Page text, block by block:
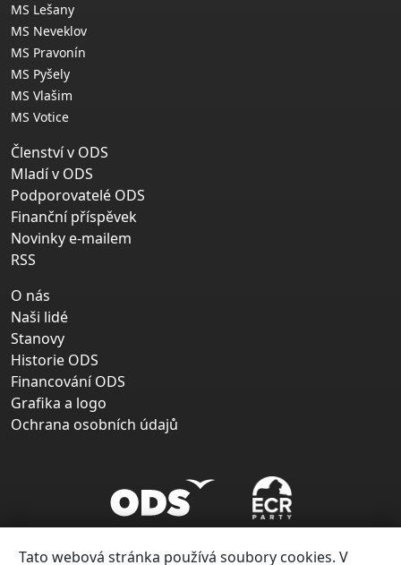
MS Lešany
MS Neveklov
MS Pravonín
MS Pyšely
MS Vlašim
MS Votice
Členství v ODS
Mladí v ODS
Podporovatelé ODS
Finanční příspěvek
Novinky e-mailem
RSS
O nás
Naši lidé
Stanovy
Historie ODS
Financování ODS
Grafika a logo
Ochrana osobních údajů
Tato webová stránka používá soubory cookies. V